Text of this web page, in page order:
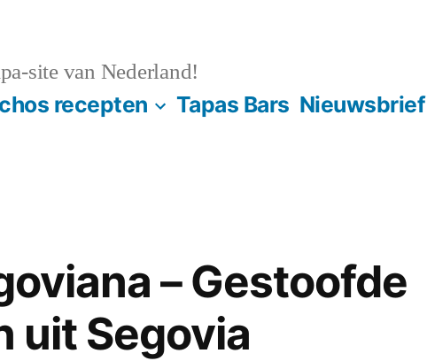
site van Nederland!
recepten Tapas Bars Nieuwsbrief
– Gestoofde
uit Segovia